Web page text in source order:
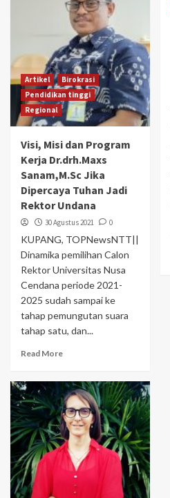
Artikel
Birokrasi
Pendidikan tinggi
Regional
Visi, Misi dan Program
Kerja Dr.drh.Maxs
Sanam,M.Sc Jika
Dipercaya Tuhan Jadi
Rektor Undana
30 Agustus 2021 0
KUPANG, TOPNewsNTT||
Dinamika pemilihan Calon
Rektor Universitas Nusa
Cendana periode 2021-
2025 sudah sampai ke
tahap pemungutan suara
tahap satu, dan...
Read More